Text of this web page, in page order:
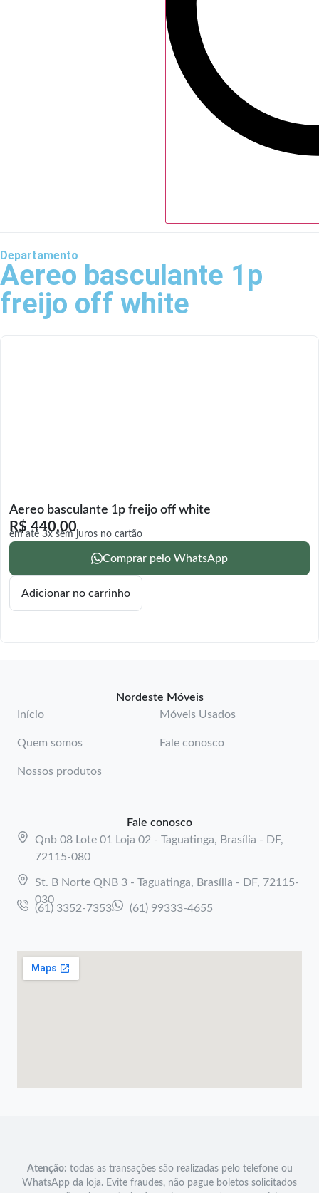
Departamento
Aereo basculante 1p
freijo off white
Aereo basculante 1p freijo off white
R$ 440,00
em até 3x sem juros no cartão
Comprar pelo WhatsApp
Adicionar no carrinho
Nordeste Móveis
Início
Quem somos
Nossos produtos
Móveis Usados
Fale conosco
Fale conosco
Qnb 08 Lote 01 Loja 02 - Taguatinga, Brasília - DF,
72115-080
St. B Norte QNB 3 - Taguatinga, Brasília - DF, 72115-
030
(61) 3352-7353 (61) 99333-4655
Atenção: todas as transações são realizadas pelo telefone ou
WhatsApp da loja. Evite fraudes, não pague boletos solicitados